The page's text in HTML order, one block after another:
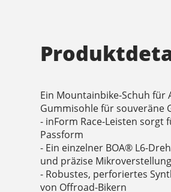
Ein Mountainbike-Schuh
Gummisohle für souveräne
- inForm Race-Leisten sorgt
Passform
- Ein einzelner BOA® L6-
und präzise
- Robustes, perforiertes
von Offroad-Bikern